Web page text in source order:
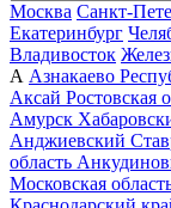
Москва Санкт-
Екатеринбург
Владивосток
А Азнакаево
Аксай Ростовская
Амурск
Анджиевский
область
Московская